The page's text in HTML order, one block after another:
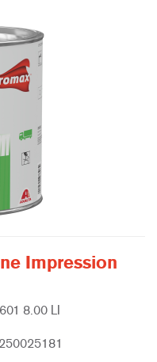
Impression
8.00 LI